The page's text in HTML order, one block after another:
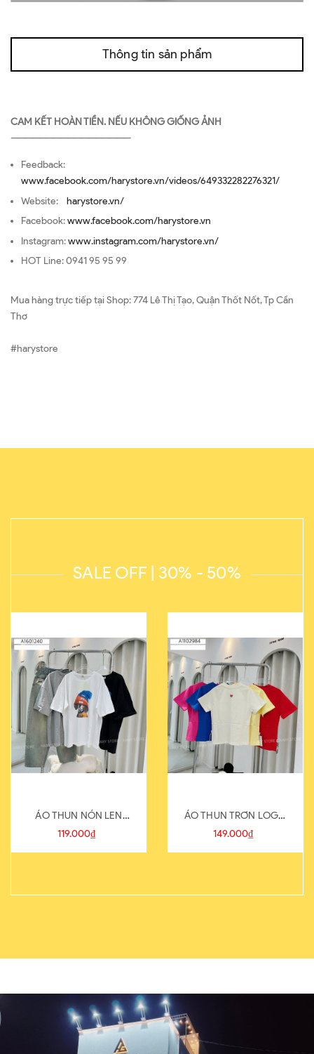
Thông tin sản phẩm
CAM KẾT HOÀN TIỀN. NẾU KHÔNG GIỐNG ẢNH
—————————————————
Feedback:
www.facebook.com/harystore.vn/videos/649332282276321/
Website: harystore.vn/
Facebook:www.facebook.com/harystore.vn
Instagram:www.instagram.com/harystore.vn/
HOT Line: 0941 95 95 99
Mua hàng trực tiếp tại Shop: 774 Lê Thị Tạo, Quận Thốt Nốt, Tp Cần
Thơ
#harystore
SALE OFF | 30% - 50%
ÁO THUN NÓN LEN
821-1
119.000₫
ÁO THUN TRƠN LOGO
SAU
149.000₫